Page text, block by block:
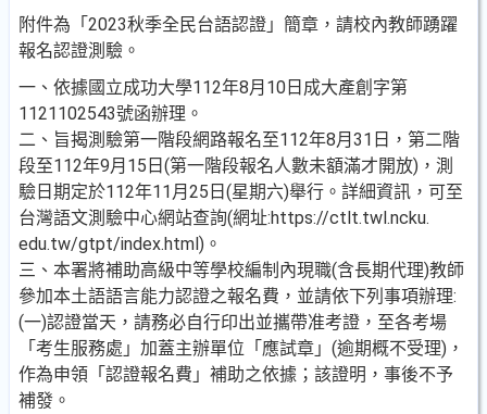
附件為「2023秋季全民台語認證」簡章，請校內教師踴躍
報名認證測驗。
一、依據國立成功大學112年8月10日成大產創字第
1121102543號函辦理。
二、旨揭測驗第一階段網路報名至112年8月31日，第二階
段至112年9月15日(第一階段報名人數未額滿才開放)，測
驗日期定於112年11月25日(星期六)舉行。詳細資訊，可至
台灣語文測驗中心網站查詢(網址:https://ctlt.twl.ncku.
edu.tw/gtpt/index.html)。
三、本署將補助高級中等學校編制內現職(含長期代理)教師
參加本土語語言能力認證之報名費，並請依下列事項辦理:
(一)認證當天，請務必自行印出並攜帶准考證，至各考場
「考生服務處」加蓋主辦單位「應試章」(逾期概不受理)，
作為申領「認證報名費」補助之依據；該證明，事後不予
補發。